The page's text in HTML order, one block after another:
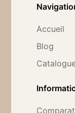
Accueil
Blog